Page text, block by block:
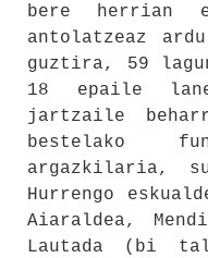
bere herrian
antolatzeaz
guztira, 59
18 epaile
jartzaile
bestelako
argazkilaria,
Hurrengo
Aiaraldea,
Lautada (bi